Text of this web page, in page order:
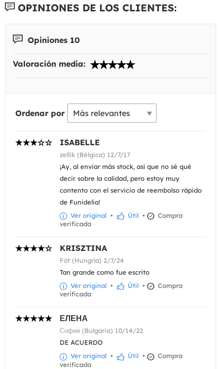
OPINIONES DE LOS CLIENTES:
Opiniones 10
Valoración media:
Ordenar por
ISABELLE
zellik (Bélgica) 12/7/17
¡Ay, al enviar más stock, así que no sé qué
decir sobre la calidad, pero estoy muy
contento con el servicio de reembolso rápido
de Funidelia!
Ver original • Útil •
Compra
verificada
KRISZTINA
Fót (Hungría) 2/7/24
Tan grande como fue escrito
Ver original • Útil •
Compra
verificada
ЕЛЕНА
София (Bulgaria) 10/14/22
DE ACUERDO
Ver original • Útil •
Compra
verificada